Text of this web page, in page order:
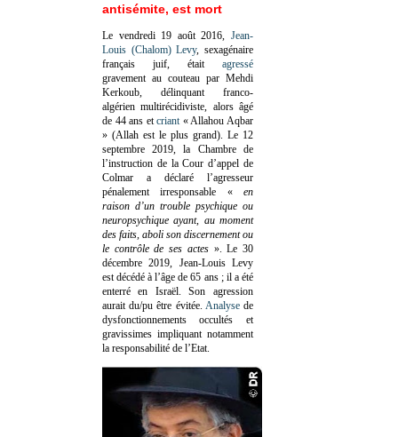
antisémite, est mort
Le vendredi 19 août 2016, Jean-
Louis (Chalom) Levy, sexagénaire
français juif, était agressé
gravement au couteau par Mehdi
Kerkoub, délinquant franco-
algérien multirécidiviste, alors âgé
de 44 ans etcriant « Allahou Aqbar
» (Allah est le plus grand). Le 12
septembre 2019, la Chambre de
l’instruction de la Cour d’appel de
Colmar a déclaré l’agresseur
pénalement irresponsable «en
raison d’un trouble psychique ou
neuropsychique ayant, au moment
des faits, aboli son discernement ou
le contrôle de ses actes». Le 30
décembre 2019, Jean-Louis Levy
est décédé à l’âge de 65 ans ; il a été
enterré en Israël. Son agression
aurait du/pu être évitée. Analysede
dysfonctionnements occultés et
gravissimes impliquant notamment
la responsabilité de l’Etat.